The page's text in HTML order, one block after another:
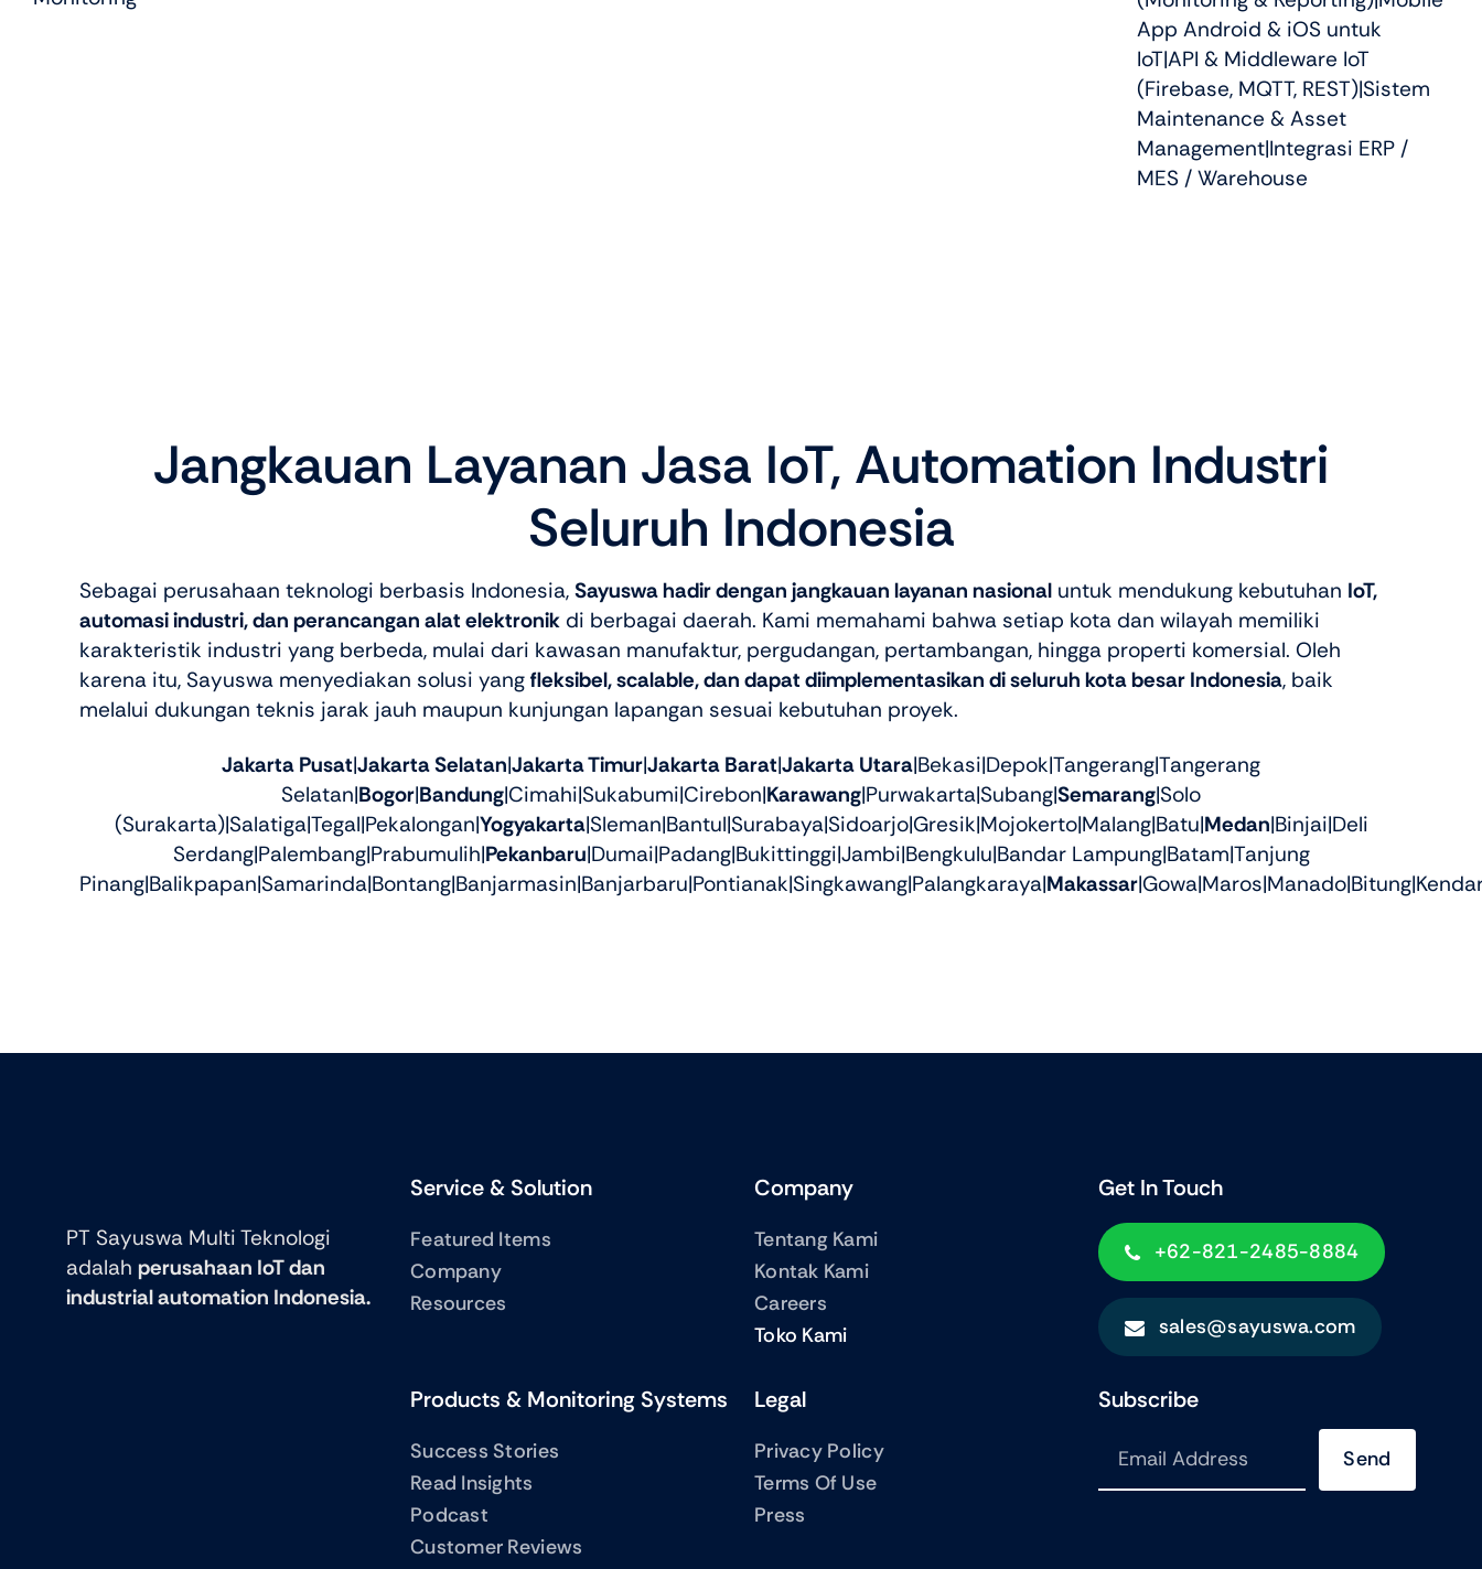
App Android & iOS untuk
IoT|API & Middleware IoT
(Firebase, MQTT, REST)|Sistem
Maintenance & Asset
Management|Integrasi ERP /
MES / Warehouse
Jangkauan Layanan Jasa IoT, Automation Industri
Seluruh Indonesia
Sebagai perusahaan teknologi berbasis Indonesia, Sayuswa hadir dengan jangkauan layanan nasionaluntuk mendukung kebutuhan IoT,
automasi industri, dan perancangan alat elektronikdi berbagai daerah. Kami memahami bahwa setiap kota dan wilayah memiliki
karakteristik industri yang berbeda, mulai dari kawasan manufaktur, pergudangan, pertambangan, hingga properti komersial. Oleh
karena itu, Sayuswa menyediakan solusi yang fleksibel, scalable, dan dapat diimplementasikan di seluruh kota besar Indonesia, baik
melalui dukungan teknis jarak jauh maupun kunjungan lapangan sesuai kebutuhan proyek.
Jakarta Pusat|Jakarta Selatan|Jakarta Timur|Jakarta Barat|Jakarta Utara|Bekasi|Depok|Tangerang|Tangerang
Selatan|Bogor|Bandung|Cimahi|Sukabumi|Cirebon|Karawang|Purwakarta|Subang|Semarang|Solo
(Surakarta)|Salatiga|Tegal|Pekalongan|Yogyakarta|Sleman|Bantul|Surabaya|Sidoarjo|Gresik|Mojokerto|Malang|Batu|Medan|Binjai|Deli
Serdang|Palembang|Prabumulih|Pekanbaru|Dumai|Padang|Bukittinggi|Jambi|Bengkulu|Bandar Lampung|Batam|Tanjung
Pinang|Balikpapan|Samarinda|Bontang|Banjarmasin|Banjarbaru|Pontianak|Singkawang|Palangkaraya|Makassar
PT Sayuswa Multi Teknologi
adalah perusahaan IoT dan
industrial automation Indonesia.
Service & Solution
Featured Items
Company
Resources
Company
Tentang Kami
Kontak Kami
Careers
Toko Kami
Get In Touch
+62-821-2485-8884
sales@sayuswa.com
Products & Monitoring Systems
Success Stories
Read Insights
Podcast
Customer Reviews
Legal
Privacy Policy
Terms Of Use
Press
Subscribe
Send